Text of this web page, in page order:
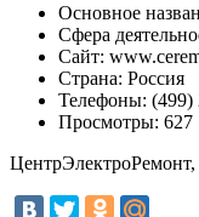
Основное
Сфера
Сайт:
Страна: Россия
Телефоны: (499)
Просмотры: 627